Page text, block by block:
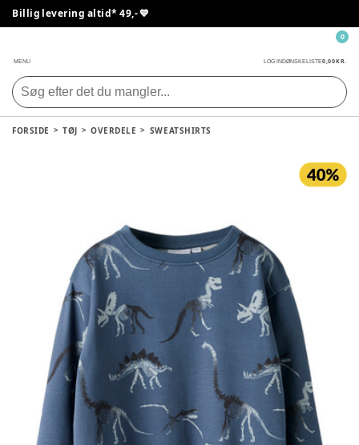
Billig levering altid* 49,- 💙
MENU LOG INDØNSKELISTE0,00 KR.
0
FORSIDE TØJ OVERDELE SWEATSHIRTS